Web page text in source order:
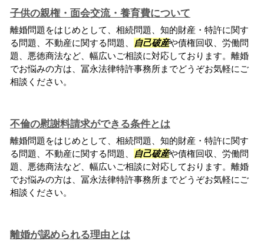
子供の親権・面会交流・養育費について
離婚問題をはじめとして、相続問題、知的財産・特許に関す
る問題、不動産に関する問題、
自己破産や債権回収、労働問
題、悪徳商法など、幅広いご相談に対応しております。離婚
でお悩みの方は、冨永法律特許事務所までどうぞお気軽にご
相談ください。
不倫の慰謝料請求ができる条件とは
離婚問題をはじめとして、相続問題、知的財産・特許に関す
る問題、不動産に関する問題、
自己破産や債権回収、労働問
題、悪徳商法など、幅広いご相談に対応しております。離婚
でお悩みの方は、冨永法律特許事務所までどうぞお気軽にご
相談ください。
離婚が認められる理由とは